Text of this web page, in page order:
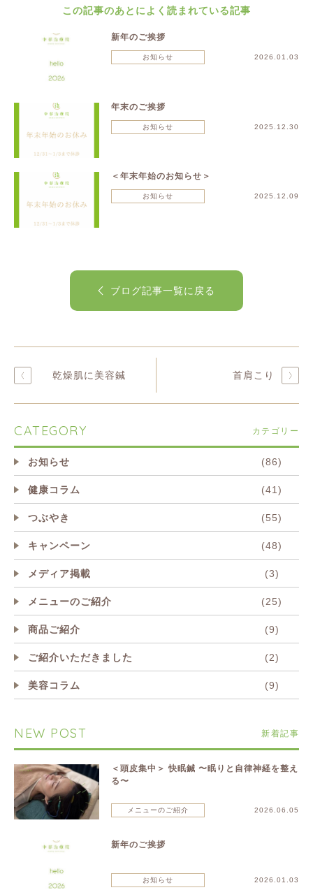
この記事のあとによく読まれている記事
新年のご挨拶
お知らせ 2026.01.03
年末のご挨拶
お知らせ 2025.12.30
＜年末年始のお知らせ＞
お知らせ 2025.12.09
ブログ記事一覧に戻る
乾燥肌に美容鍼 首肩こり
CATEGORY カテゴリー
お知らせ (86)
健康コラム (41)
つぶやき (55)
キャンペーン (48)
メディア掲載 (3)
メニューのご紹介 (25)
商品ご紹介 (9)
ご紹介いただきました (2)
美容コラム (9)
NEW POST 新着記事
＜頭皮集中＞ 快眠鍼 〜眠りと自律神経を整え
る〜
メニューのご紹介 2026.06.05
新年のご挨拶
お知らせ 2026.01.03